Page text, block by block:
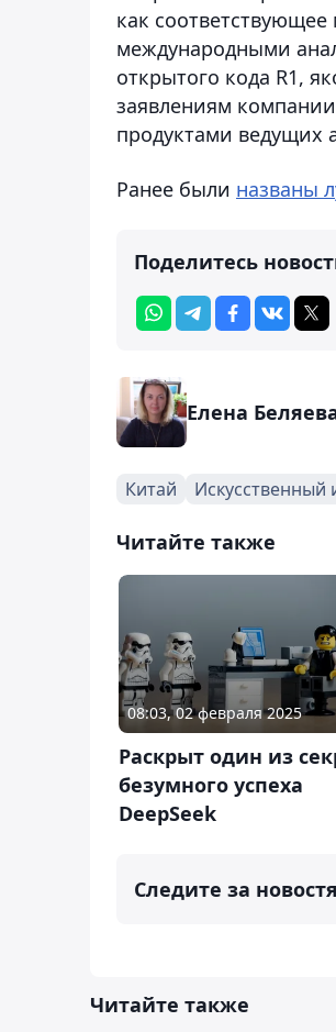
как
международными
открытого кода R1,
заявлениям
продуктами ведущих
Ранее были названы
Поделитесь
Елена
Китай Искусственный
Читайте также
08:03, 02 февраля 2025
Раскрыт один из
безумного успеха
DeepSeek
Следите за
Читайте также